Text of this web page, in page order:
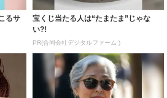
るサ
宝くじ当たる人は“たまたま”じゃな
い?!
PR(合同会社デジタルファーム )